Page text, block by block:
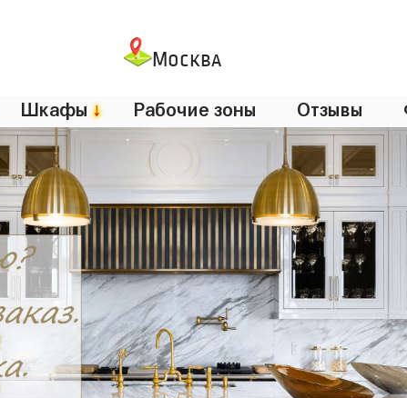
Москва
Шкафы↓ Рабочие зоны Отзывы